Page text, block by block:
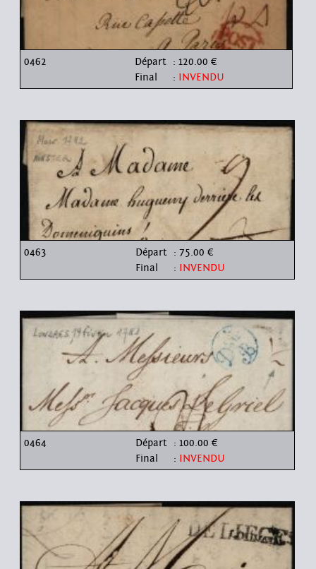
0462 Départ : 120.00 €
Final
: INVENDU
0463 Départ : 75.00 €
Final
: INVENDU
0464 Départ : 100.00 €
Final
: INVENDU